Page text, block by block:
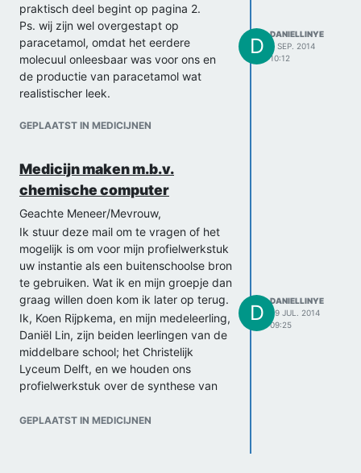
praktisch deel begint op pagina 2.
Ps. wij zijn wel overgestapt op
paracetamol, omdat het eerdere
molecuul onleesbaar was voor ons en
de productie van paracetamol wat
realistischer leek.
GEPLAATST IN MEDICIJNEN
D
DANIELLINYE
5 SEP. 2014
10:12
Medicijn maken m.b.v.
chemische computer
Geachte Meneer/Mevrouw,
Ik stuur deze mail om te vragen of het
mogelijk is om voor mijn profielwerkstuk
uw instantie als een buitenschoolse bron
te gebruiken. Wat ik en mijn groepje dan
graag willen doen kom ik later op terug.
Ik, Koen Rijpkema, en mijn medeleerling,
Daniël Lin, zijn beiden leerlingen van de
middelbare school; het Christelijk
Lyceum Delft, en we houden ons
profielwerkstuk over de synthese van
chemische computer. We onderzoeken
GEPLAATST IN MEDICIJNEN
D
DANIELLINYE
29 JUL. 2014
09:25